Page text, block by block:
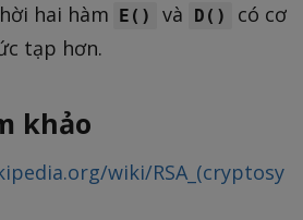
hai hàm E() và D()
có cơ
tạp hơn.
khảo
wiki/RSA_(cryptosy